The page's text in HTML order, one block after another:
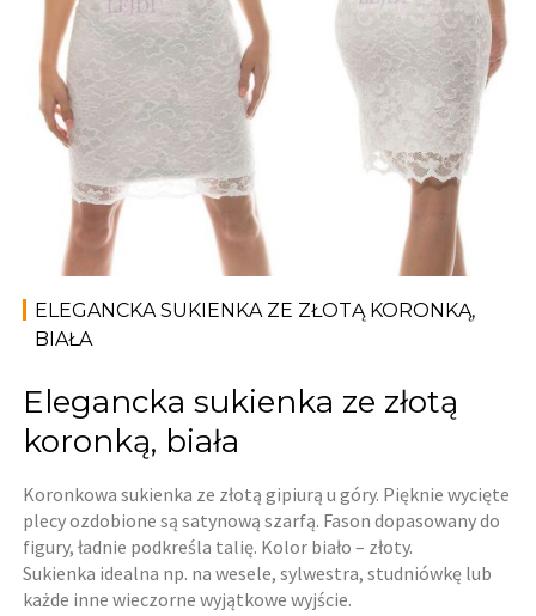
ELEGANCKA SUKIENKA ZE ZŁOTĄ KORONKĄ,
BIAŁA
Elegancka sukienka ze złotą
koronką, biała
Koronkowa sukienka ze złotą gipiurą u góry. Pięknie wycięte
plecy ozdobione są satynową szarfą. Fason dopasowany do
figury, ładnie podkreśla talię. Kolor biało – złoty.
Sukienka idealna np. na wesele, sylwestra, studniówkę lub
każde inne wieczorne wyjątkowe wyjście.